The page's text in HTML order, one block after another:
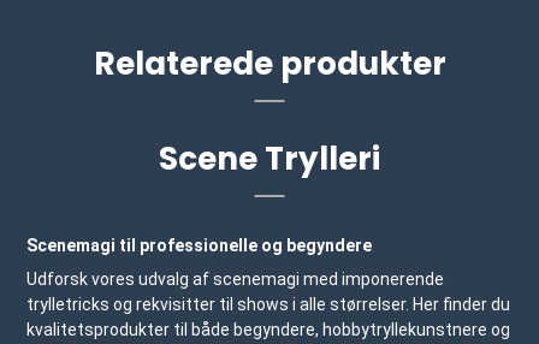
Relaterede produkter
Scene Trylleri
Scenemagi til professionelle og begyndere
Udforsk vores udvalg af scenemagi med imponerende
trylletricks og rekvisitter til shows i alle størrelser. Her finder du
kvalitetsprodukter til både begyndere, hobbytryllekunstnere og